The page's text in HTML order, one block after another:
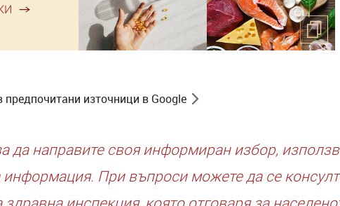
източници в Google
да направите своя информиран избор,
информация. При въпроси можете да се